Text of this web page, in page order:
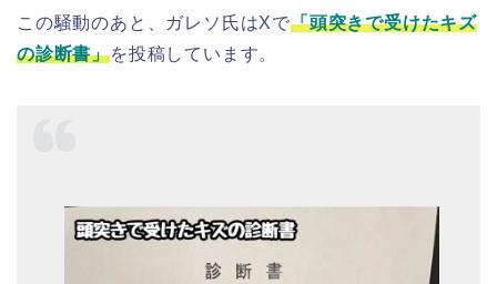
この騒動のあと、ガレソ氏はXで「頭突きで受けたキズ
の診断書」を投稿しています。